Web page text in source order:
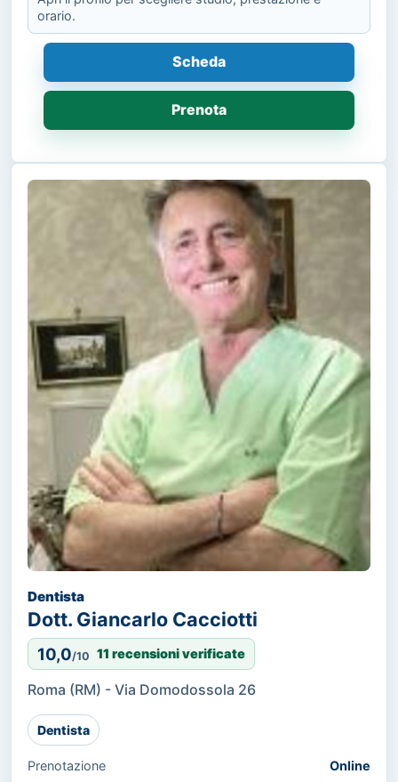
orario.
Scheda
Prenota
Dentista
Dott. Giancarlo Cacciotti
10,0/10 11 recensioni verificate
Roma (RM) - Via Domodossola 26
Dentista
Prenotazione
Online